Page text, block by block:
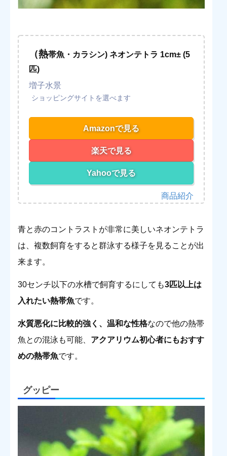
（熱帯魚・カラシン) ネオンテトラ 1cm± (5
匹)
増子水景
Amazonで見る
楽天で見る
Yahooで見る
青と赤のコントラストが非常に美しいネオンテトラ
は、複数飼育をすると群泳する様子を見ることが出
来ます。
30センチ以下の水槽で飼育するにしても3匹以上は
入れたい熱帯魚です。
水質悪化に比較的強く、温和な性格なので他の熱帯
魚との混泳も可能、 アクアリウム初心者にもおすす
めの熱帯魚です。
グッピー